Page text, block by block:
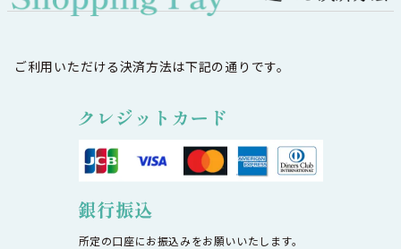
ご利用いただける決済方法は下記の通りです。
所定の口座にお振込みをお願いいたします。